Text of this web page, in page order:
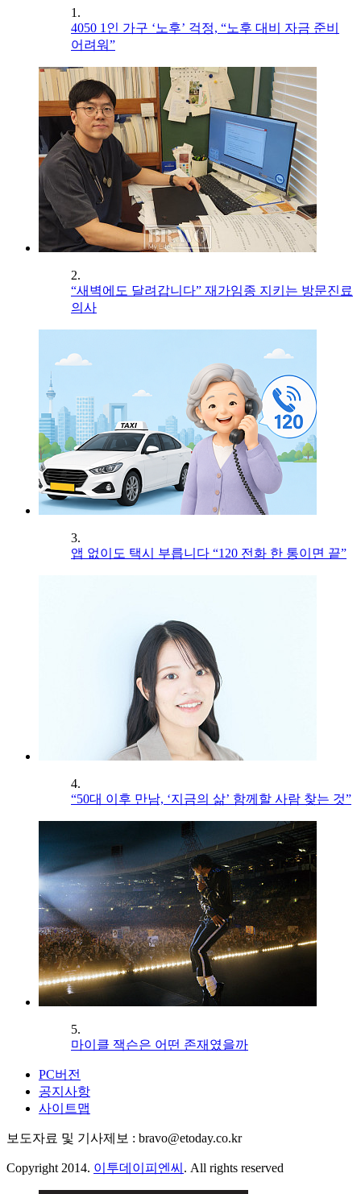
1.
4050 1인 가구 ‘노후’ 걱정, “노후 대비 자금 준비
어려워”
2.
“새벽에도 달려갑니다” 재가임종 지키는 방문진료
의사
3.
앱 없이도 택시 부릅니다 “120 전화 한 통이면 끝”
4.
“50대 이후 만남, ‘지금의 삶’ 함께할 사람 찾는 것”
5.
마이클 잭슨은 어떤 존재였을까
PC버전
공지사항
사이트맵
보도자료 및 기사제보 : bravo@etoday.co.kr
Copyright 2014. 이투데이피엔씨 . All rights reserved